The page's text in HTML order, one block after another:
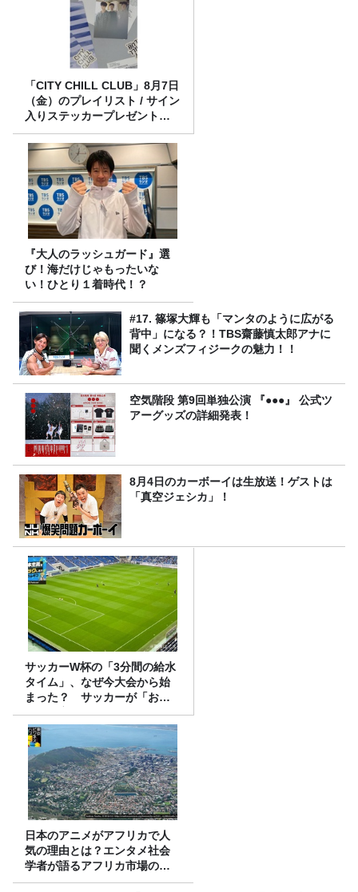
「CITY CHILL CLUB」8月7日
（金）のプレイリスト / サイン
入りステッカープレゼント有
り
『大人のラッシュガード』選
び！海だけじゃもったいな
い！ひとり１着時代！？
#17. 篠塚大輝も「マンタのように広がる
背中」になる？！TBS齋藤慎太郎アナに
聞くメンズフィジークの魅力！！
空気階段 第9回単独公演 『●●●』 公式ツ
アーグッズの詳細発表！
8月4日のカーボーイは生放送！ゲストは
「真空ジェシカ」！
サッカーW杯の「3分間の給水
タイム」、なぜ今大会から始
まった？ サッカーが「お
金」に変わる仕組み
日本のアニメがアフリカで人
気の理由とは？エンタメ社会
学者が語るアフリカ市場のリ
アル